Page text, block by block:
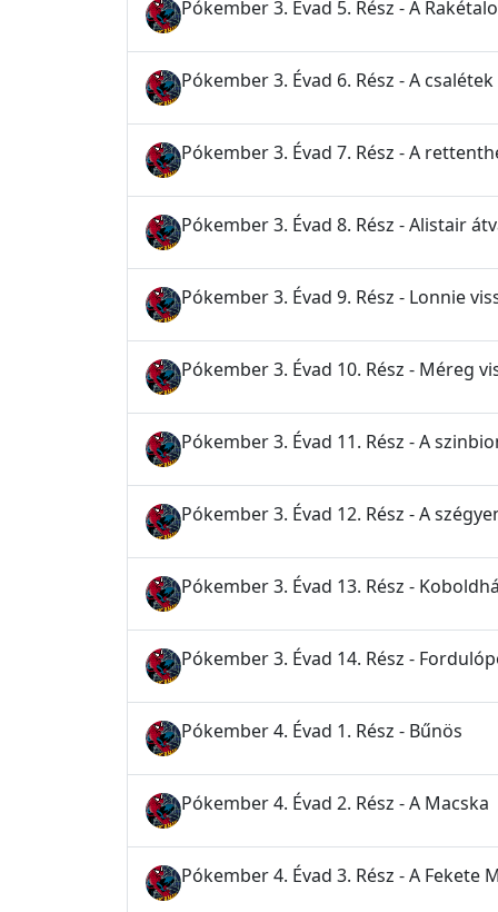
Pókember 3. Évad 5. Rész - A
Pókember 3. Évad 6. Rész - A csalétek
Pókember 3. Évad 7. Rész - A
Pókember 3. Évad 8. Rész - Alistair
Pókember 3. Évad 9. Rész - Lonnie
Pókember 3. Évad 10. Rész - Méreg
Pókember 3. Évad 11. Rész - A
Pókember 3. Évad 12. Rész - A
Pókember 3. Évad 13. Rész -
Pókember 3. Évad 14. Rész -
Pókember 4. Évad 1. Rész - Bűnös
Pókember 4. Évad 2. Rész - A Macska
Pókember 4. Évad 3. Rész - A Fekete